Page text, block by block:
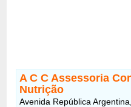
A C C Assessoria
Nutrição
Avenida República